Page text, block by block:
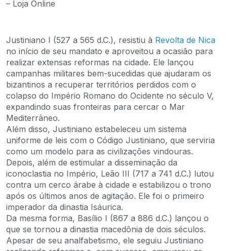
– Loja Online
Justiniano I (527 a 565 d.C.), resistiu à Revolta de Nica
no início de seu mandato e aproveitou a ocasião para
realizar extensas reformas na cidade. Ele lançou
campanhas militares bem-sucedidas que ajudaram os
bizantinos a recuperar territórios perdidos com o
colapso do Império Romano do Ocidente no século V,
expandindo suas fronteiras para cercar o Mar
Mediterrâneo.
Além disso, Justiniano estabeleceu um sistema
uniforme de leis com o Código Justiniano, que serviria
como um modelo para as civilizações vindouras.
Depois, além de estimular a disseminação da
iconoclastia no Império, Leão III (717 a 741 d.C.) lutou
contra um cerco árabe à cidade e estabilizou o trono
após os últimos anos de agitação. Ele foi o primeiro
imperador da dinastia Isáurica.
Da mesma forma, Basílio I (867 a 886 d.C.) lançou o
que se tornou a dinastia macedônia de dois séculos.
Apesar de seu analfabetismo, ele seguiu Justiniano